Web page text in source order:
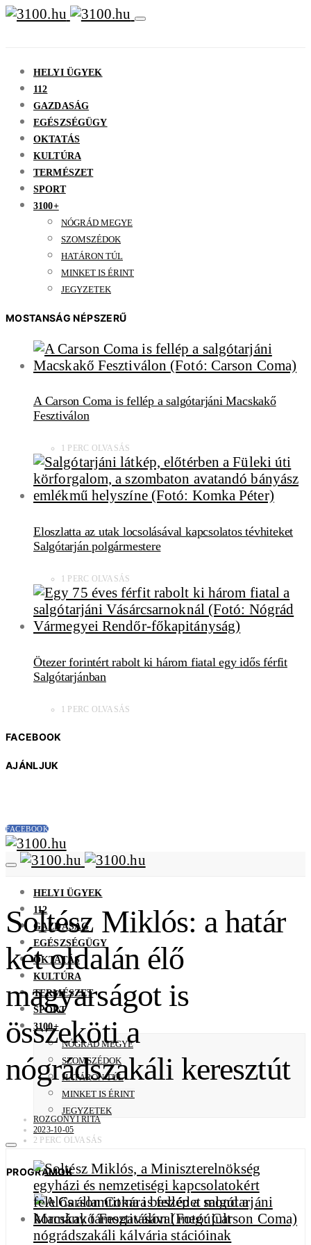
HELYI ÜGYEK
112
GAZDASÁG
EGÉSZSÉGÜGY
OKTATÁS
KULTÚRA
TERMÉSZET
SPORT
3100+
NÓGRÁD MEGYE
SZOMSZÉDOK
HATÁRON TÚL
MINKET IS ÉRINT
JEGYZETEK
MOSTANSÁG NÉPSZERŰ
A Carson Coma is fellép a salgótarjáni Macskakő
Fesztiválon
1 PERC OLVASÁS
Eloszlatta az utak locsolásával kapcsolatos tévhiteket
Salgótarján polgármestere
1 PERC OLVASÁS
Ötezer forintért rabolt ki három fiatal egy idős férfit
Salgótarjánban
1 PERC OLVASÁS
FACEBOOK
AJÁNLJUK
FACEBOOK
HELYI ÜGYEK
112
GAZDASÁG
EGÉSZSÉGÜGY
OKTATÁS
KULTÚRA
TERMÉSZET
SPORT
3100+
NÓGRÁD MEGYE
SZOMSZÉDOK
HATÁRON TÚL
MINKET IS ÉRINT
JEGYZETEK
PROGRAMOK
Soltész Miklós: a határ
két oldalán élő
magyarságot is
összeköti a
nógrádszakáli keresztút
ROZGONYI RITA
2023-10-05
2 PERC OLVASÁS